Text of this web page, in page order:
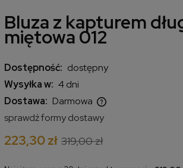
Bluza z kapturem
miętowa 012
Dostępność: dostępny
Wysyłka w: 4 dni
Dostawa: Darmowa
Cena nie zawiera ewentualnych
sprawdź formy dostawy
223,30 zł 319,00 zł